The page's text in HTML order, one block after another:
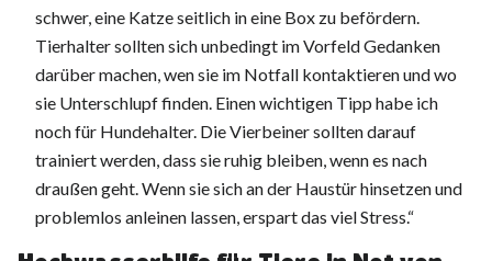
schwer, eine Katze seitlich in eine Box zu befördern.
Tierhalter sollten sich unbedingt im Vorfeld Gedanken
darüber machen, wen sie im Notfall kontaktieren und wo
sie Unterschlupf finden. Einen wichtigen Tipp habe ich
noch für Hundehalter. Die Vierbeiner sollten darauf
trainiert werden, dass sie ruhig bleiben, wenn es nach
draußen geht. Wenn sie sich an der Haustür hinsetzen und
problemlos anleinen lassen, erspart das viel Stress.“